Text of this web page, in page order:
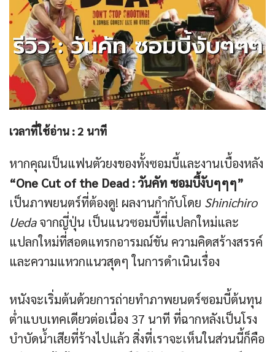
เวลาที่ใช้อ่าน :2 นาที
หากคุณเป็นแฟนตัวยงของทั้งซอมบี้และงานเบื้องหลัง
“One Cut of the Dead : วันคัท ซอมบี้งับๆๆๆ”
เป็นภาพยนตร์ที่ต้องดู! ผลงานกำกับโดย Shinichiro
Uedaจากญี่ปุ่น เป็นแนวซอมบี้ที่แปลกใหม่และ
แปลกใหม่ที่สอดแทรกอารมณ์ขัน ความคิดสร้างสรรค์
และความแหวกแนวสุดๆ ในการดำเนินเรื่อง
หนังจะเริ่มต้นด้วยการถ่ายทำภาพยนตร์ซอมบี้ต้นทุน
ต่ำแบบเทคเดียวต่อเนื่อง 37 นาที ที่ฉากหลังเป็นโรง
บำบัดน้ำเสียที่ร้างไปแล้ว สิ่งที่เราจะเห็นในส่วนนี้ก็คือ